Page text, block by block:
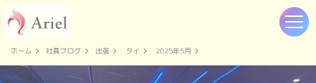
ホーム 社員ブログ 出張 タイ 2025年5月